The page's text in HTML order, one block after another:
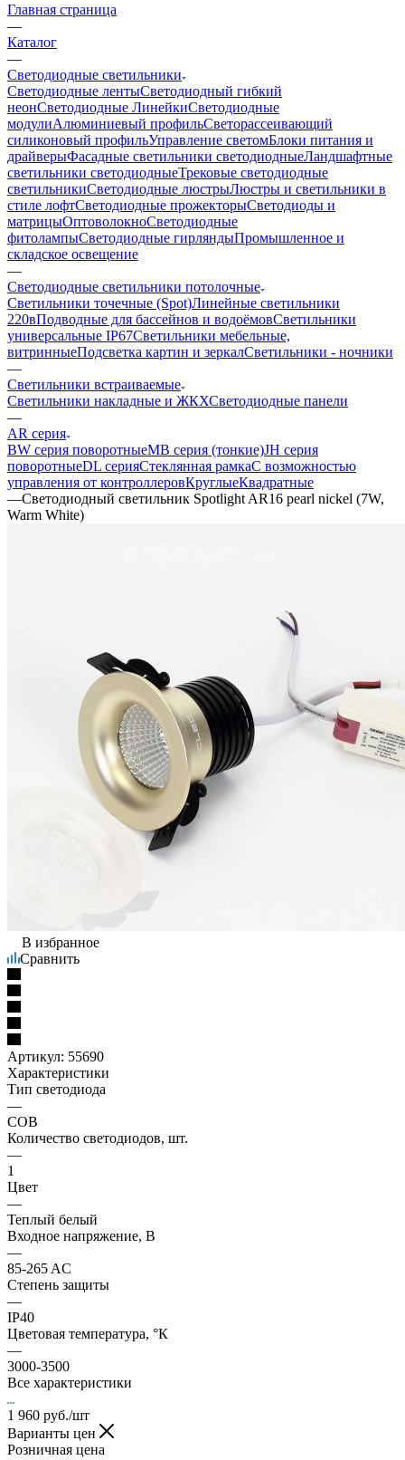
Главная страница
—
Каталог
—
Светодиодные светильники
Светодиодные лентыСветодиодный гибкий
неонСветодиодные ЛинейкиСветодиодные
модулиАлюминиевый профильСветорассеивающий
силиконовый профильУправление светомБлоки питания и
драйверыФасадные светильники светодиодныеЛандшафтные
светильники светодиодныеТрековые светодиодные
светильникиСветодиодные люстрыЛюстры и светильники в
стиле лофтСветодиодные прожекторыСветодиоды и
матрицыОптоволокноСветодиодные
фитолампыСветодиодные гирляндыПромышленное и
складское освещение
—
Светодиодные светильники потолочные
Светильники точечные (Spot)Линейные светильники
220вПодводные для бассейнов и водоёмовСветильники
универсальные IP67Светильники мебельные,
витринныеПодсветка картин и зеркалСветильники - ночники
—
Светильники встраиваемые
Светильники накладные и ЖКХСветодиодные панели
—
AR серия
BW серия поворотныеMB серия (тонкие)JH серия
поворотныеDL серияСтеклянная рамкаС возможностью
управления от контроллеровКруглыеКвадратные
—Светодиодный светильник Spotlight AR16 pearl nickel (7W,
Warm White)
В избранное
Сравнить
Артикул: 55690
Характеристики
Тип светодиода
—
COB
Количество светодиодов, шт.
—
1
Цвет
—
Теплый белый
Входное напряжение, В
—
85-265 AC
Степень защиты
—
IP40
Цветовая температура, °К
—
3000-3500
Все характеристики
1 960 руб./шт
Варианты цен
Розничная цена